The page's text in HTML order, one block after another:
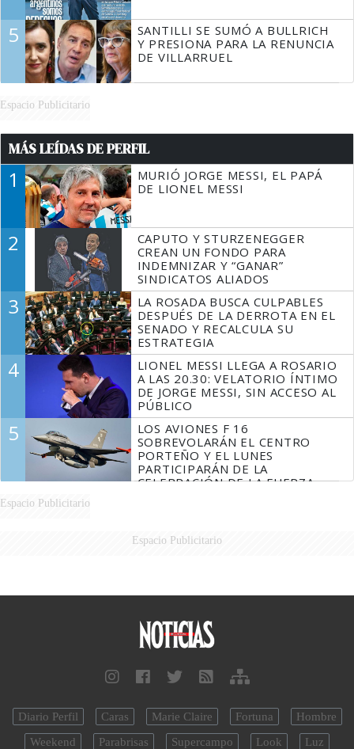
5
SANTILLI SE SUMÓ A BULLRICH
Y PRESIONA PARA LA RENUNCIA
DE VILLARRUEL
Espacio Publicitario
MÁS LEÍDAS DE PERFIL
1
MURIÓ JORGE MESSI, EL PAPÁ
DE LIONEL MESSI
2
CAPUTO Y STURZENEGGER
CREAN UN FONDO PARA
INDEMNIZAR Y “GANAR”
SINDICATOS ALIADOS
3
LA ROSADA BUSCA CULPABLES
DESPUÉS DE LA DERROTA EN EL
SENADO Y RECALCULA SU
ESTRATEGIA
4
LIONEL MESSI LLEGA A ROSARIO
A LAS 20.30: VELATORIO ÍNTIMO
DE JORGE MESSI, SIN ACCESO AL
PÚBLICO
5
LOS AVIONES F 16
SOBREVOLARÁN EL CENTRO
PORTEÑO Y EL LUNES
PARTICIPARÁN DE LA
CELEBRACIÓN DE LA FUERZA
Espacio Publicitario
Espacio Publicitario
Diario Perfil Caras Marie Claire Fortuna
Hombre
Weekend
Parabrisas Supercampo Look Luz